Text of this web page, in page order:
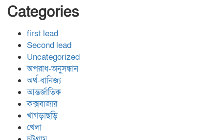
Categories
first lead
Second lead
Uncategorized
অপরাধ-অনুসন্ধান
অর্থ-বানিজ্য
আন্তর্জাতিক
কক্সবাজার
খাগড়াছড়ি
খেলা